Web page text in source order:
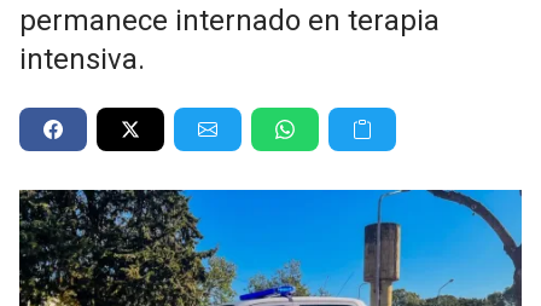
permanece internado en terapia
intensiva.